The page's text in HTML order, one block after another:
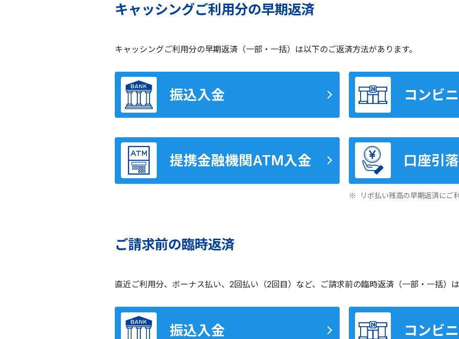
キャッシングご利用分の早期返済
キャッシングご利用分の早期返済（一部・一括）は以下のご返済方法があります。
振込入金 コンビ
提携金融機関ATM入金 口座引落
リボ払い残高の早期返済にご
ご請求前の臨時返済
直近ご利用分、ボーナス払い、2回払い（2回目）など、ご請求前の臨時返済（一部・一括）
振込入金 コンビ